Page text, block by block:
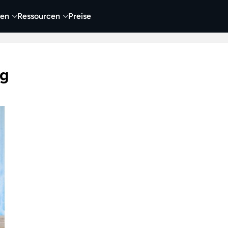
Ressourcen Preise
Video Visueller Content